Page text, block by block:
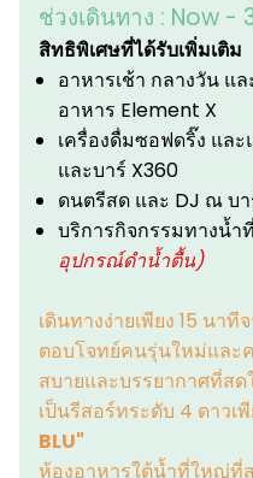
ช่วงเดินทาง : Now -
สิทธิพิเศษที่ได้รับเพิ่มเติม
อาหารเช้า กลางวัน แ
อาหาร Element X
เครื่องดื่มซอฟดริ๊ง แล
และบาร์ X360
ดนตรีสด และ DJ ณ บ
บริการกิจกรรมทางน้ำ
อุปกรณ์ดำน้ำตื้น)
เดินทางง่ายเพียง 15 นา
ตอบโจทย์คนรุ่นใหม่และ
สบายและบรรยากาศที่ส
เป็นรีสอร์ทระดับ 4 ดาวเ
BLU"
ห้องอาหารใต้น้ำที่ใหญ่ที่